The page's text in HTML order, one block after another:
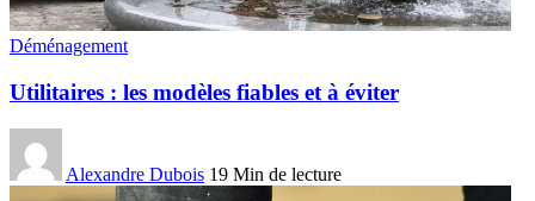
Déménagement
Utilitaires : les modèles fiables et à éviter
Alexandre Dubois 19 Min de lecture